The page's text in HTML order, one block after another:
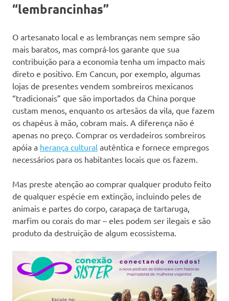
“lembrancinhas”
O artesanato local e as lembranças nem sempre são
mais baratos, mas comprá-los garante que sua
contribuição para a economia tenha um impacto mais
direto e positivo. Em Cancun, por exemplo, algumas
lojas de presentes vendem sombreiros mexicanos
“tradicionais” que são importados da China porque
custam menos, enquanto os artesãos da vila, que fazem
os chapéus à mão, cobram mais. A diferença não é
apenas no preço. Comprar os verdadeiros sombreiros
apóia a herança cultural autêntica e fornece empregos
necessários para os habitantes locais que os fazem.
Mas preste atenção ao comprar qualquer produto feito
de qualquer espécie em extinção, incluindo peles de
animais e partes do corpo, carapaça de tartaruga,
marfim ou corais do mar – eles podem ser ilegais e são
produto da destruição de algum ecossistema.